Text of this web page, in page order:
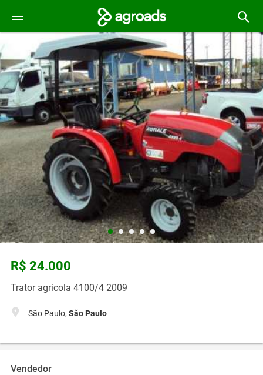
R$ 24.000
Trator agricola 4100/4 2009
São Paulo, São Paulo
Vendedor